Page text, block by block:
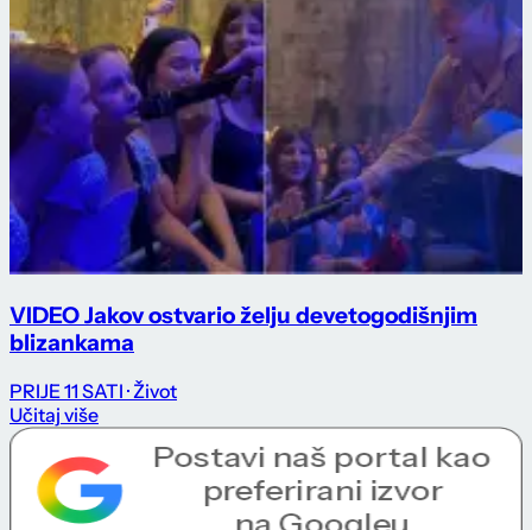
VIDEO Jakov ostvario želju devetogodišnjim
blizankama
PRIJE 11 SATI · Život
Učitaj više